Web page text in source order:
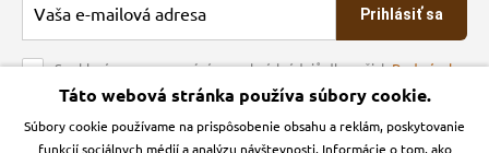
Veľkoobchod
Obchodné podmienky
Kontakt
Podmienky ochrany osobných údajov
Prihlásiť sa
Souhlasím se zpracováním osobních údajů dle našichPodmínek
ochrany osobních údajů
Krmiva Pučálka na sociálnych sieťach
Táto webová stránka používa súbory cookie.
Súbory cookie používame na prispôsobenie obsahu a reklám, poskytovanie
funkcií sociálnych médií a analýzu návštevnosti. Informácie o tom, ako